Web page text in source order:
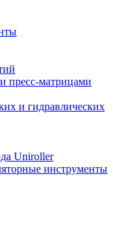
пресс-матрицами
и гидравлических
Uniroller
инструменты